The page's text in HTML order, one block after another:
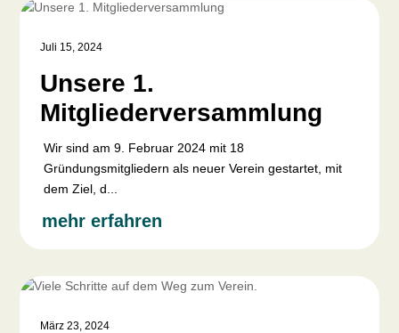
Juli 15, 2024
Unsere 1.
Mitgliederversammlung
Wir sind am 9. Februar 2024 mit 18
Gründungsmitgliedern als neuer Verein gestartet, mit
dem Ziel, d...
mehr erfahren
März 23, 2024